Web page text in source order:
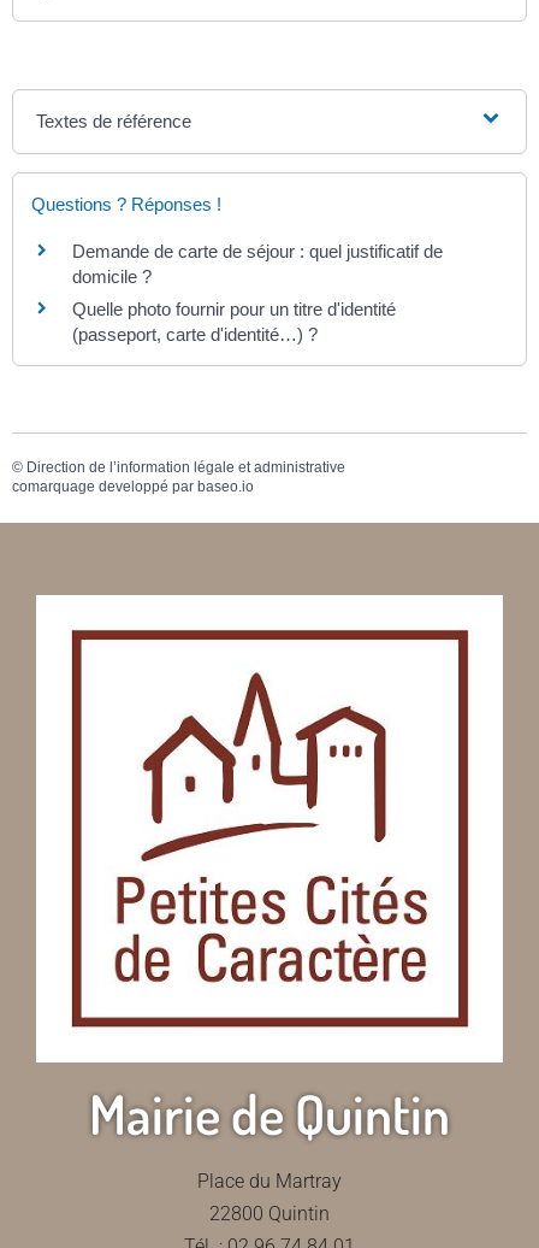
Textes de référence
Questions ? Réponses !
Demande de carte de séjour : quel justificatif de
domicile ?
Quelle photo fournir pour un titre d'identité
(passeport, carte d'identité…) ?
© Direction de l’information légale et administrative
comarquage developpé par baseo.io
Mairie de Quintin
Place du Martray
22800 Quintin